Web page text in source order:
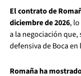
El contrato de
diciembre de 2026,
a la negociación
defensiva de Boca
Romaña ha